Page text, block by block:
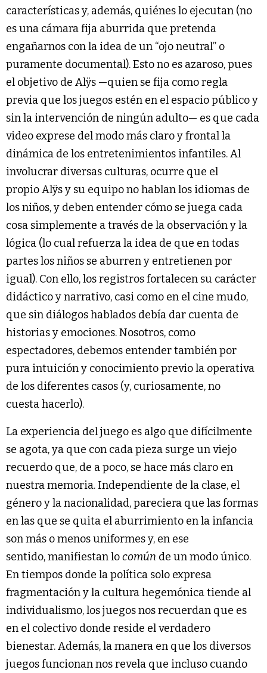
características y, además, quiénes lo ejecutan (no
es una cámara fija aburrida que pretenda
engañarnos con la idea de un “ojo neutral” o
puramente documental). Esto no es azaroso, pues
el objetivo de Alÿs —quien se fija como regla
previa que los juegos estén en el espacio público y
sin la intervención de ningún adulto— es que cada
video exprese del modo más claro y frontal la
dinámica de los entretenimientos infantiles. Al
involucrar diversas culturas, ocurre que el
propio Alÿs y su equipo no hablan los idiomas de
los niños, y deben entender cómo se juega cada
cosa simplemente a través de la observación y la
lógica (lo cual refuerza la idea de que en todas
partes los niños se aburren y entretienen por
igual). Con ello, los registros fortalecen su carácter
didáctico y narrativo, casi como en el cine mudo,
que sin diálogos hablados debía dar cuenta de
historias y emociones. Nosotros, como
espectadores, debemos entender también por
pura intuición y conocimiento previo la operativa
de los diferentes casos (y, curiosamente, no
cuesta hacerlo).
La experiencia del juego es algo que difícilmente
se agota, ya que con cada pieza surge un viejo
recuerdo que, de a poco, se hace más claro en
nuestra memoria. Independiente de la clase, el
género y la nacionalidad, pareciera que las formas
en las que se quita el aburrimiento en la infancia
son más o menos uniformes y, en ese
sentido, manifiestan locomún de un modo único.
En tiempos donde la política solo expresa
fragmentación y la cultura hegemónica tiende al
individualismo, los juegos nos recuerdan que es
en el colectivo donde reside el verdadero
bienestar. Además, la manera en que los diversos
juegos funcionan nos revela que incluso cuando